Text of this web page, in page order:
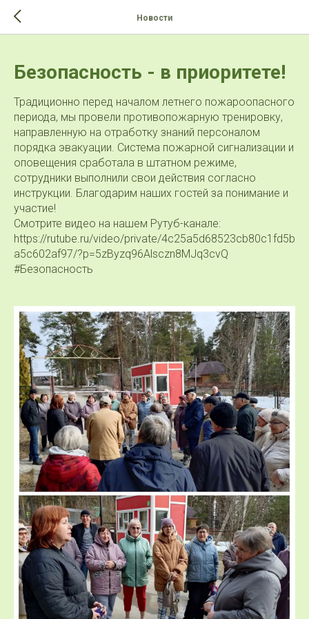
Новости
Безопасность - в приоритете!
Традиционно перед началом летнего пожароопасного
периода, мы провели противопожарную тренировку,
направленную на отработку знаний персоналом
порядка эвакуации. Система пожарной сигнализации и
оповещения сработала в штатном режиме,
сотрудники выполнили свои действия согласно
инструкции. Благодарим наших гостей за понимание и
участие!
Смотрите видео на нашем Рутуб-канале:
https://rutube.ru/video/private/4c25a5d68523cb80c1fd5b
a5c602af97/?p=5zByzq96Alsczn8MJq3cvQ
#Безопасность